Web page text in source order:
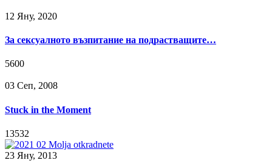
12 Яну, 2020
За сексуалното възпитание на подрастващите…
5600
03 Сeп, 2008
Stuck in the Moment
13532
23 Яну, 2013